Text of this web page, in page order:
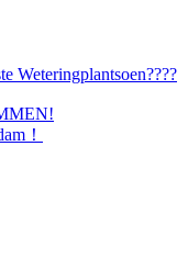
Weteringplantsoen????
！